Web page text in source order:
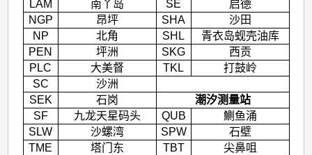
量
站
之
分
布
地
点
LAM
南丫岛 SE
启德
NGP
昂坪 SHA
沙田
NP
北角 SHL
青衣岛蚬壳油库
PEN
坪洲 SKG
西贡
PLC
大美督 TKL
打鼓岭
SC
沙洲
SEK
石岗
潮汐测量站
SF
九龙天星码头 QUB
鰂鱼涌
SLW
沙螺湾 SPW
石壁
TME
塔门东 TBT
尖鼻咀